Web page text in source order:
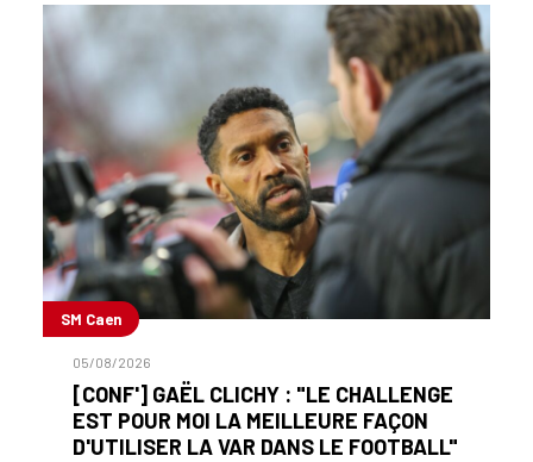
SM Caen
05/08/2026
[CONF'] GAËL CLICHY : "LE CHALLENGE
EST POUR MOI LA MEILLEURE FAÇON
D'UTILISER LA VAR DANS LE FOOTBALL"